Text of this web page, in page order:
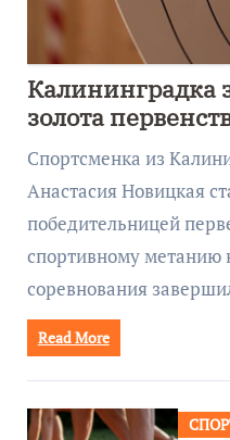
Калининградка
золота
метанию ножа
Спортсменка из
Анастасия Новицкая
победительницей
спортивному
соревнования
Read More